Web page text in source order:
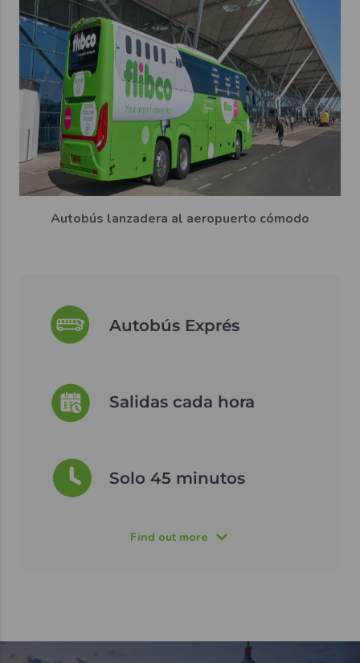
Autobús Exprés
Salidas cada hora
Solo 45 minutos
Find out more
Autobús lanzadera al aeropuerto cómodo